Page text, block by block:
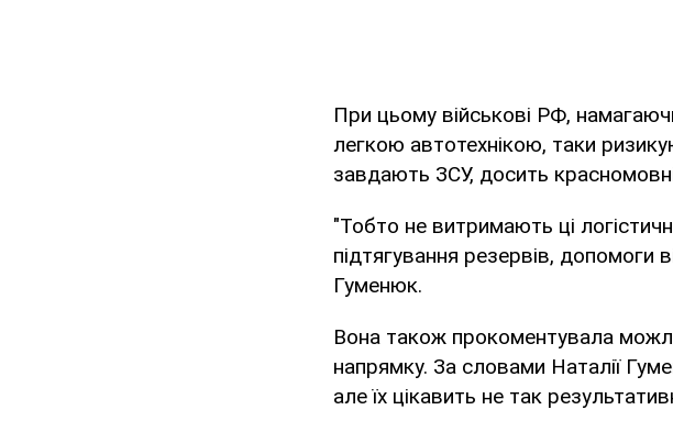
При цьому військові РФ,
легкою автотехнікою, таки
завдають ЗСУ, досить
"Тобто не витримають ці
підтягування резервів, допомоги
Гуменюк.
Вона також прокоментувала
напрямку. За словами Наталії
але їх цікавить не так